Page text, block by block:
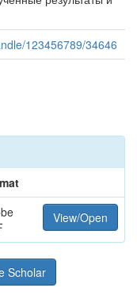
123456789/34646
View/Open
Scholar